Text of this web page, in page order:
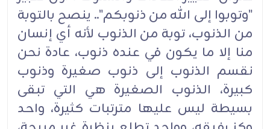
"وتوبوا إلى الله من ذنوبكم".. ينصح بالتوبة
من الذنوب، توبة من الذنوب لأنه أي إنسان
منا إلا ما يكون في عنده ذنوب، عادة نحن
نقسم الذنوب إلى ذنوب صغيرة وذنوب
كبيرة، الذنوب الصغيرة هي التي تبقى
بسيطة ليس عليها مترتبات كثيرة، واحد